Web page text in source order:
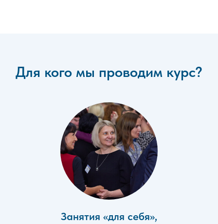
Для кого мы проводим курс?
Занятия «для себя»,